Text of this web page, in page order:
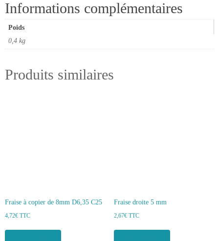
Informations complémentaires
Poids
0,4 kg
Produits similaires
Fraise à copier de 8mm D6,35 C25
4,72€ TTC
Fraise droite 5 mm
2,67€ TTC